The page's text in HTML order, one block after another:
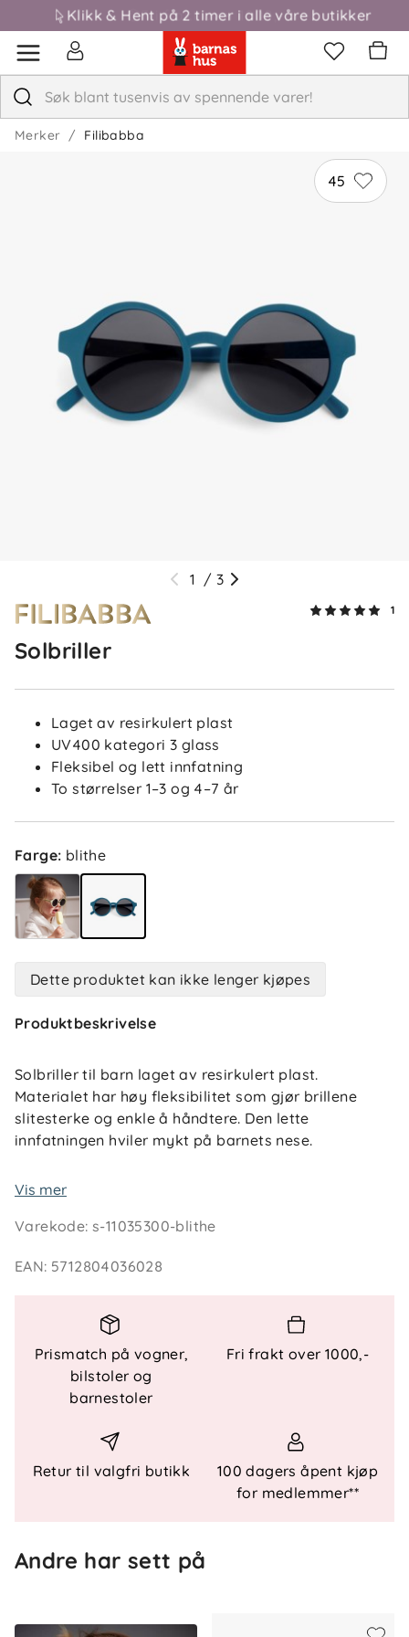
Klikk & Hent på 2 timer i alle våre butikker
Merker Filibabba
45
1 / 3
1
Solbriller
Laget av resirkulert plast
UV400 kategori 3 glass
Fleksibel og lett innfatning
To størrelser 1–3 og 4–7 år
Farge: blithe
Dette produktet kan ikke lenger kjøpes
Produktbeskrivelse
Solbriller til barn laget av resirkulert plast.
Materialet har høy fleksibilitet som gjør brillene
slitesterke og enkle å håndtere. Den lette
innfatningen hviler mykt på barnets nese.
Kategori 3 solglass med UV400 gir 100 % UV-
Leveres i gaveeske laget av papir fra bærekraftig
som gir ekstra beskyttelse og kan brukes til
Spesielle funksjoner
Resirkulert plast
Kategori 3 solglass
UV400 100 % beskyttelse
Gaveeske av bærekraftig papir
Mål og vekt
Vis mer
Varekode:s-11035300-blithe
EAN: 5712804036028
Prismatch på vogner,
bilstoler og
barnestoler
Fri frakt over 1000,-
Retur til valgfri butikk
100 dagers åpent kjøp
for medlemmer**
Andre har sett på